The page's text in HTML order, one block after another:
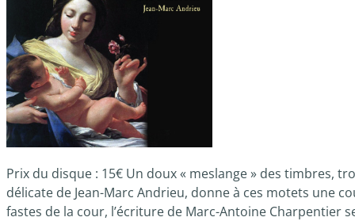
Prix du disque : 15€ Un doux « meslange » des timbres,
délicate de Jean-Marc Andrieu, donne à ces motets une
fastes de la cour, l’écriture de Marc-Antoine Charpentier